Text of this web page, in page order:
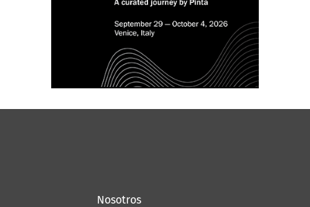
Nosotros